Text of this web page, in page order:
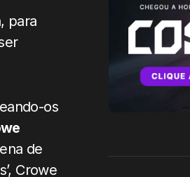
para
os
de
Crowe